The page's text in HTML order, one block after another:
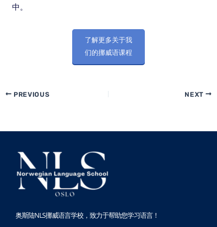
中。
了解更多关于我
们的挪威语课程
PREVIOUS NEXT
奥斯陆NLS挪威语言学校，致力于帮助您学习语言！